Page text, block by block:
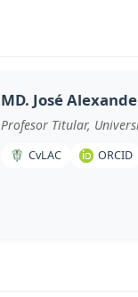
MD. José
Profesor Titular,
CvLAC ORCID